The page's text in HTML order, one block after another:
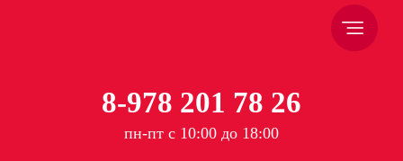
8-978 201 78 26
пн-пт с 10:00 до 18:00